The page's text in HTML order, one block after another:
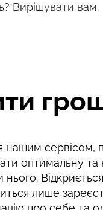
Вирішувати вам.
сервісом,
оптимальну
лише